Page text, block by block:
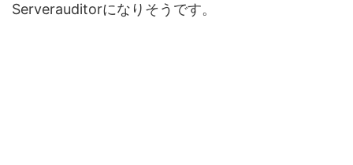
Serverauditorになりそうです。